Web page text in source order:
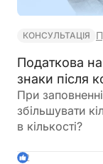
КОНСУЛЬТАЦІЯ
Податкова
знаки після
При
збільшувати
в кількості?
2